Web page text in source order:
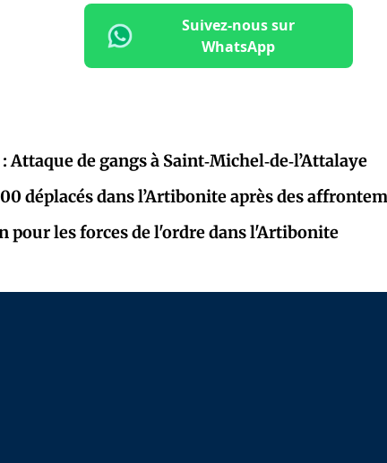
Suivez-nous sur
WhatsApp
de gangs à Saint‑Michel‑de‑l’Attalaye
déplacés dans l’Artibonite après des
pour les forces de l'ordre dans l'Artibonite